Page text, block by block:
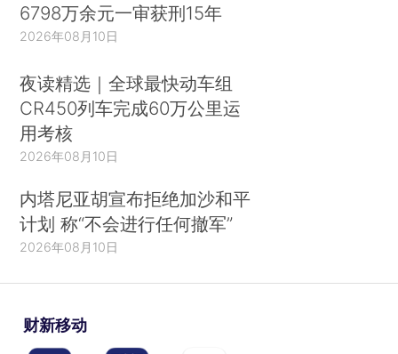
6798万余元一审获刑15年
2026年08月10日
夜读精选｜全球最快动车组
CR450列车完成60万公里运
用考核
2026年08月10日
内塔尼亚胡宣布拒绝加沙和平
计划 称“不会进行任何撤军”
2026年08月10日
财新移动